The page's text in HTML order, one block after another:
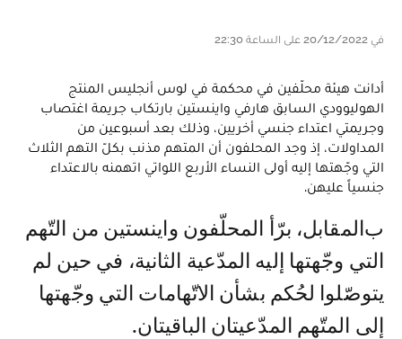
في 20/12/2022 على الساعة 22:30
أدانت هيئة محلّفين في محكمة في لوس أنجليس المنتج
الهوليوودي السابق هارفي واينستين بارتكاب جريمة اغتصاب
وجريمتي اعتداء جنسي أخريين، وذلك بعد أسبوعين من
المداولات، إذ وجد المحلفون أن المتهم مذنب بكلّ التهم الثلاث
التي وجّهتها إليه أولى النساء الأربع اللواتي اتهمنه بالاعتداء
جنسياً عليهن.
بالمقابل، برّأ المحلّفون واينستين من التّهم
التي وجّهتها إليه المدّعية الثانية، في حين لم
يتوصّلوا لحُكم بشأن الاتّهامات التي وجّهتها
إلى المتّهم المدّعيتان الباقيتان.